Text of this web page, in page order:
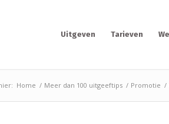
Uitgeven Tarieven
Home / Meer dan 100 uitgeeftips / Promotie /